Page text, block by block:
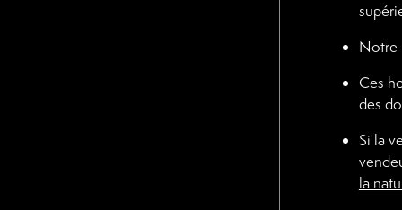
Notre
Ces
des
Si la
la